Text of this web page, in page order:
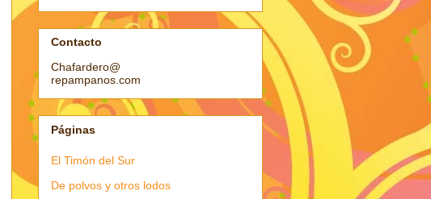
Contacto
Chafardero@
repampanos.com
Páginas
El Timón del Sur
De polvos y otros lodos